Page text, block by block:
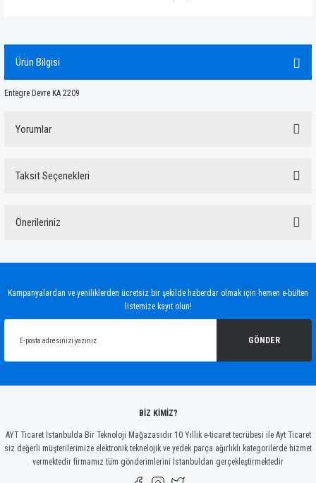
Ürün Bilgisi
Entegre Devre KA 2209
Yorumlar
Taksit Seçenekleri
Önerileriniz
Ürün açıklamasında eksik bilgiler bulunuyor.
Kampanyalardan ve yeniliklerden ücretsiz bir şekilde haberdar olmak için hemen e-bülten
listemize kayıt olun!
GÖNDER
BİZ KİMİZ?
AYT Ticaret İstanbulda Bir Teknoloji Mağazasıdır 10 Yıllık e-ticaret tecrübesi ile Ayt Ticaret
siz değerli müşterilerimize elektronik teknelojik ve yedek parça ağırlıklı kategorilerde hizmet
vermektedir firmamız tüm gönderimlerini İstanbuldan gerçekleştirmektedir